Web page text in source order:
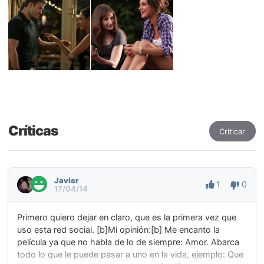
Críticas Criticar
Javier
17/04/14
1 0
Primero quiero dejar en claro, que es la primera vez que
uso esta red social. [b]Mi opinión:[b] Me encanto la
película ya que no habla de lo de siempre: Amor. Abarca
todo lo que le puede pasar a uno en la vida, ejemplo: Que